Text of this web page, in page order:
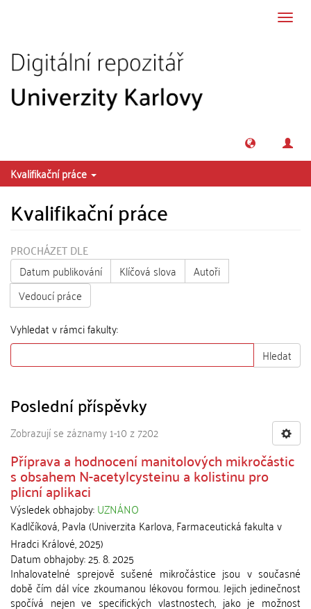
Kvalifikační práce
Kvalifikační práce
PROCHÁZET DLE
Datum publikování
Klíčová slova
Autoři
Vedoucí práce
Vyhledat v rámci fakulty:
Hledat
Poslední příspěvky
Zobrazují se záznamy 1-10 z 7202
Příprava a hodnocení manitolových mikročástic
s obsahem N-acetylcysteinu a kolistinu pro
plicní aplikaci
Výsledek obhajoby:UZNÁNO
Kadlčíková, Pavla(Univerzita Karlova, Farmaceutická fakulta v
Hradci Králové,2025)
Datum obhajoby:25. 8. 2025
Inhalovatelné sprejově sušené mikročástice jsou v současné
době čím dál více zkoumanou lékovou formou. Jejich jedinečnost
spočívá nejen ve specifických vlastnostech, jako je možnost